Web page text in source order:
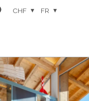
CHF FR